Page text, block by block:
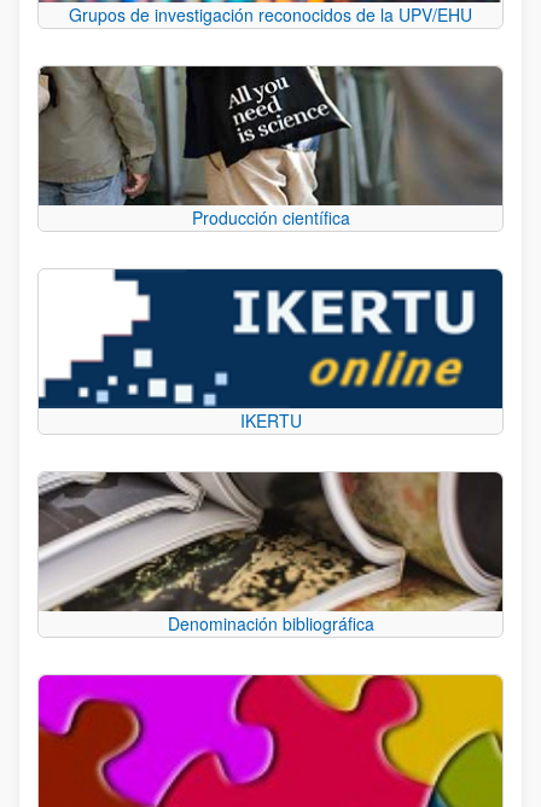
Grupos de investigación reconocidos de la UPV/EHU
Producción científica
IKERTU
Denominación bibliográfica